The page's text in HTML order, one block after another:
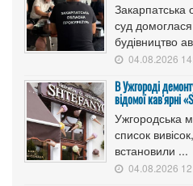
Закарпатська
суд
будівництво
04.08.2026
В Ужгороді
відомої кав'ярні
Ужгородська
список
встановили ...
04.08.2026